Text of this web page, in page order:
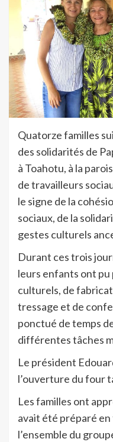
Quatorze familles
des solidarités de
à Toahotu, à la
de travailleurs
le signe de la
sociaux, de la
gestes culturels
Durant ces trois
leurs enfants ont
culturels, de
tressage et de
ponctué de temps
différentes tâches
Le président
l’ouverture du four
Les familles ont
avait été préparé
l’ensemble du